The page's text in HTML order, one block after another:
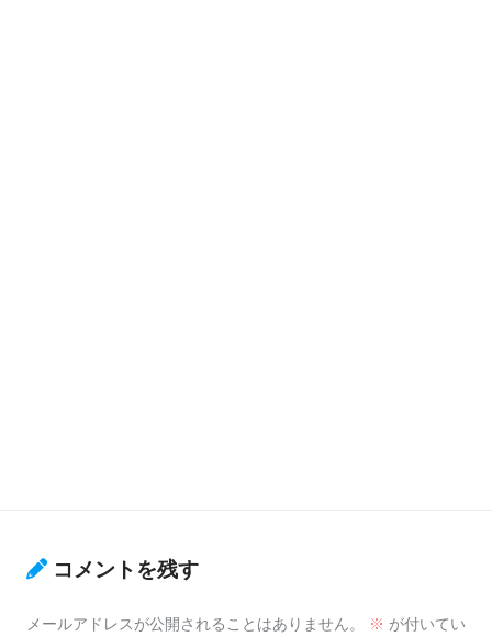
コメントを残す
メールアドレスが公開されることはありません。 ※ が付いてい